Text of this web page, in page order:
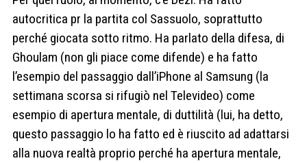
autocritica pr la partita col Sassuolo, soprattutto
perché giocata sotto ritmo. Ha parlato della difesa, di
Ghoulam (non gli piace come difende) e ha fatto
l’esempio del passaggio dall’iPhone al Samsung (la
settimana scorsa si rifugiò nel Televideo) come
esempio di apertura mentale, di duttilità (lui, ha detto,
questo passaggio lo ha fatto ed è riuscito ad adattarsi
alla nuova realtà proprio perché ha apertura mentale,